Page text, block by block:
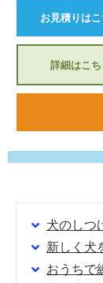
お見積りは
詳細はこち
犬のしつ
新しく犬
おうちで